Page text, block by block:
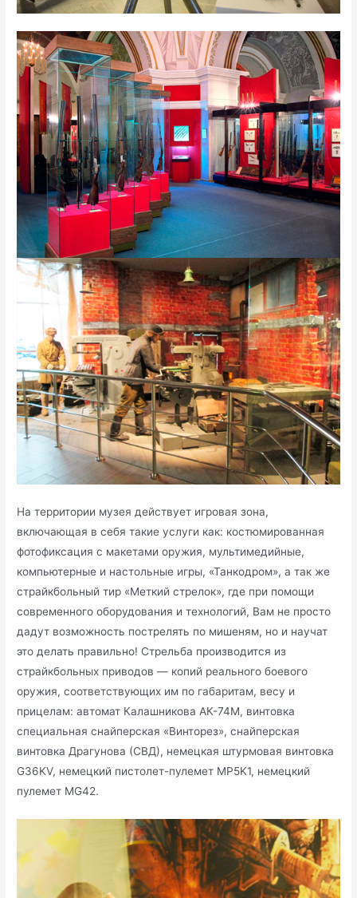
На территории музея действует игровая зона,
включающая в себя такие услуги как: костюмированная
фотофиксация с макетами оружия, мультимедийные,
компьютерные и настольные игры, «Танкодром», а так же
страйкбольный тир «Меткий стрелок», где при помощи
современного оборудования и технологий, Вам не просто
дадут возможность пострелять по мишеням, но и научат
это делать правильно! Стрельба производится из
страйкбольных приводов — копий реального боевого
оружия, соответствующих им по габаритам, весу и
прицелам: автомат Калашникова АК-74М, винтовка
специальная снайперская «Винторез», снайперская
винтовка Драгунова (СВД), немецкая штурмовая винтовка
G36KV, немецкий пистолет-пулемет MP5K1, немецкий
пулемет MG42.